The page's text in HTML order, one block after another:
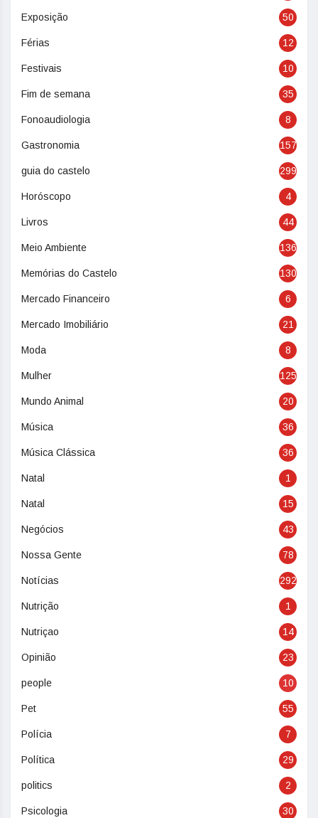
Exposição 50
Férias 12
Festivais 10
Fim de semana 35
Fonoaudiologia 8
Gastronomia 157
guia do castelo 299
Horóscopo 4
Livros 44
Meio Ambiente 136
Memórias do Castelo 130
Mercado Financeiro 6
Mercado Imobiliário 21
Moda 8
Mulher 125
Mundo Animal 20
Música 36
Música Clássica 36
Natal 1
Natal 15
Negócios 43
Nossa Gente 78
Notícias 292
Nutrição 1
Nutriçao 14
Opinião 23
people 10
Pet 55
Polícia 7
Política 29
politics 2
Psicologia 30